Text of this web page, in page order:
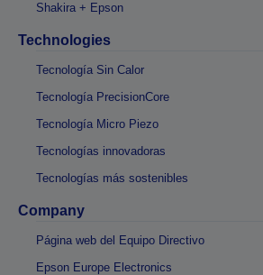
Shakira + Epson
Technologies
Tecnología Sin Calor
Tecnología PrecisionCore
Tecnología Micro Piezo
Tecnologías innovadoras
Tecnologías más sostenibles
Company
Página web del Equipo Directivo
Epson Europe Electronics